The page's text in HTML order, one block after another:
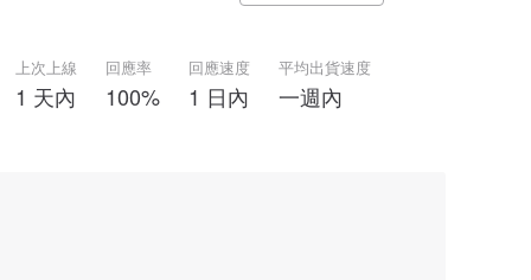
上次上線
1 天內
回應率
100%
回應速度
1 日內
平均出貨速度
一週內